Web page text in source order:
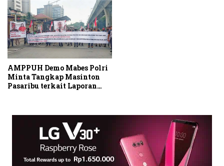
AMPPUH Demo Mabes Polri
Minta Tangkap Masinton
Pasaribu terkait Laporan